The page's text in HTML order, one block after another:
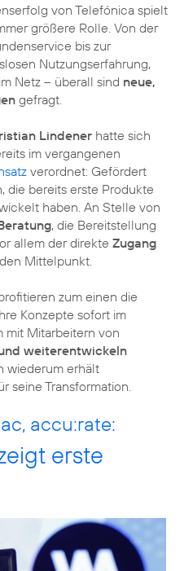
von Telefónica spielt
größere Rolle. Von der
bis zur
Nutzungserfahrung,
Netz – überall sind neue,
gefragt.
Lindener hatte sich
im vergangenen
verordnet: Gefördert
die bereits erste Produkte
haben. An Stelle von
, die Bereitstellung
allem der direkte Zugang
Mittelpunkt.
zum einen die
Konzepte sofort im
mit Mitarbeitern von
weiterentwickeln
wiederum erhält
seine Transformation.
accu:rate:
erste